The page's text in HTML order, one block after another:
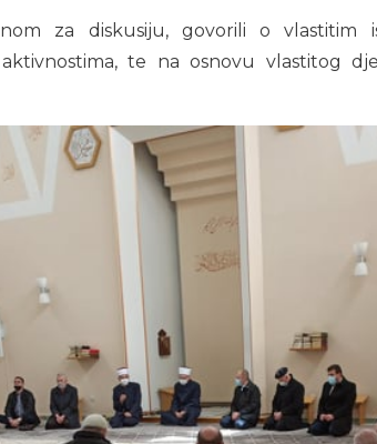
za diskusiju, govorili o vlastitim
aktivnostima, te na osnovu vlastitog